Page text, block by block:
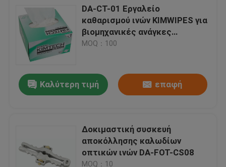
DA-CT-01 Εργαλείο
καθαρισμού ινών KIMWIPES για
βιομηχανικές ανάγκες
καθαρισμού
MOQ：100
Καλύτερη τιμή επαφή
Δοκιμαστική συσκευή
αποκόλλησης καλωδίων
οπτικών ινών DA-FOT-CS08
MOQ：10